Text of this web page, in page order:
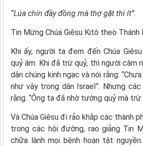
“Lúa chín đầy đồng mà thợ gặt thì ít”.
Tin Mừng Chúa Giêsu Kitô theo Thánh
Khi ấy, người ta đem đến Chúa
quỷ ám. Khi đã trừ quỷ, thì người câm
dân chúng kinh ngạc và nói rằng:
như vậy trong dân Israel”. Nhưng
rằng: “Ông ta đã nhờ tướng quỷ mà trừ
Và Chúa Giêsu đi rảo khắp các thành
trong các hội đường, rao giảng Tin
chữa lành mọi bệnh hoạn tật